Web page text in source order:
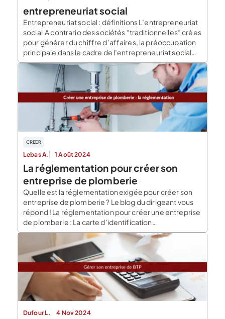
entrepreneuriat social
Entrepreneuriat social : définitions L’entrepreneuriat
social A contrario des sociétés “traditionnelles” crées
pour générer du chiffre d’affaires, la préoccupation
principale dans le cadre de l’entrepreneuriat social
n’est pas la réalisation d’un profit, mais l’action en
faveur de l’intérêt général. En effet, les principaux
objectifs de l’entrepreneuriat social sont d’agir pour
le bien-être de la société, […]
CREER
Lebas A. 1 Août 2024
La réglementation pour créer son
entreprise de plomberie
Quelle est la réglementation exigée pour créer son
entreprise de plomberie ? Le blog du dirigeant vous
répond ! La réglementation pour créer une entreprise
de plomberie : La carte d’identification
professionnelle Qu’est-ce que c’est ? La carte
d’identification professionnelle des salariés du BTP
est obligatoire pour tous les salariés qui travaillent sur
un chantier. Comment l’obtenir ? L’employeur […]
Dufour L. 4 Nov 2024